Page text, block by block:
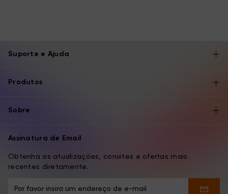
Suporte e Ajuda
Produtos
Sobre
Assinatura de Email
Obtenha as atualizações, convites e ofertas mais
recentes diretamente.